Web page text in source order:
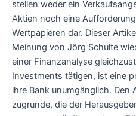
stellen weder ein
Aktien noch eine
Wertpapieren dar. Dieser
Meinung von Jörg Schulte
einer Finanzanalyse
Investments tätigen, ist eine
ihre Bank unumgänglich. Den
zugrunde, die der